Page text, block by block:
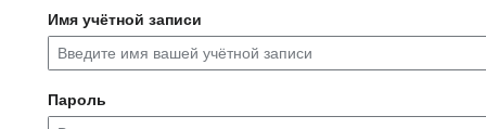
Имя учётной записи
Пароль